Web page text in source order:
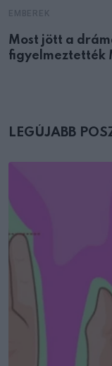
Most jött a
figyelmeztették
LEGÚJABB